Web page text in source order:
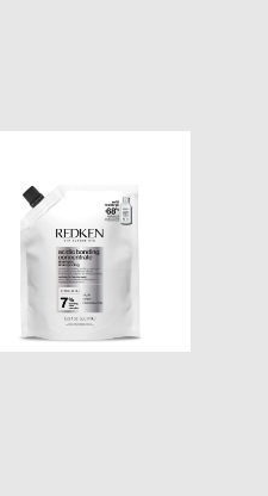
NEW! Шампунь REDKEN
Acidic Bonding
Concentrate 500МЛ
сменный блок
5 800 pуб.